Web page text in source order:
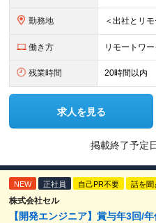
勤務地
働き方 リモートワ
残業時間 20時間以内
求人を見る
掲載終了予定
NEW 正社員 自己PR不要 話を聞
株式会社セル
【開発エンジニア】賞与年3回/